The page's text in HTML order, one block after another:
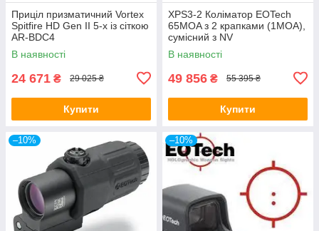
Приціл призматичний Vortex
Spitfire HD Gen II 5-х із сіткою
AR-BDC4
В наявності
24 671 ₴ 29 025 ₴
Купити
XPS3-2 Коліматор EOTech
65MOA з 2 крапками (1MOA),
сумісний з NV
В наявності
49 856 ₴ 55 395 ₴
Купити
–10% –10%